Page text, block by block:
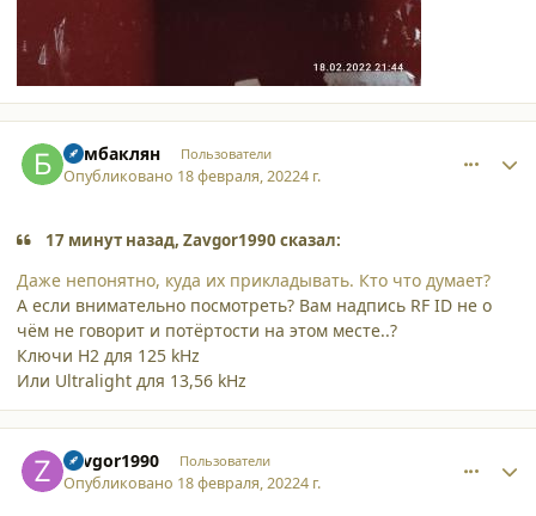
Бамбаклян Пользователи
Опубликовано 18 февраля, 20224 г.
17 минут назад, Zavgor1990 сказал:
Даже непонятно, куда их прикладывать. Кто что думает?
А если внимательно посмотреть? Вам надпись RF ID не о
чём не говорит и потёртости на этом месте..?
Ключи H2 для 125 kHz
Или Ultralight для 13,56 kHz
Zavgor1990 Пользователи
Опубликовано 18 февраля, 20224 г.